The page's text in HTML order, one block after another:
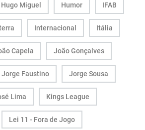
Hugo Miguel Humor IFAB
Internacional Itália
Capela João Gonçalves
Jorge Faustino Jorge Sousa
Lima Kings League
Lei 11 - Fora de Jogo